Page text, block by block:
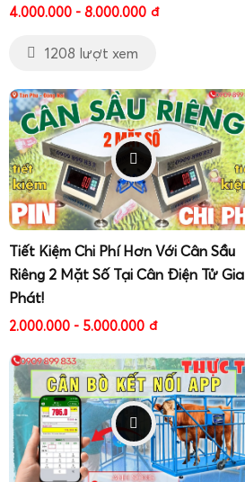
4.000.000 - 8.000.000 đ
1208 lượt xem
Tiết Kiệm Chi Phí Hơn Với Cân Sầu
Riêng 2 Mặt Số Tại Cân Điện Tử Gia
Phát!
2.000.000 - 5.000.000 đ